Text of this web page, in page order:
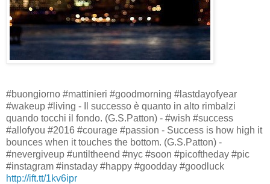
#buongiorno #mattinieri #goodmorning #lastdayofyear
#wakeup #living - Il successo è quanto in alto rimbalzi
quando tocchi il fondo. (G.S.Patton) - #wish #success
#allofyou #2016 #courage #passion - Success is how high it
bounces when it touches the bottom. (G.S.Patton) -
#nevergiveup #untiltheend #nyc #soon #picoftheday #pic
#instagram #instaday #happy #goodday #goodluck
http://ift.tt/1kv6ipr